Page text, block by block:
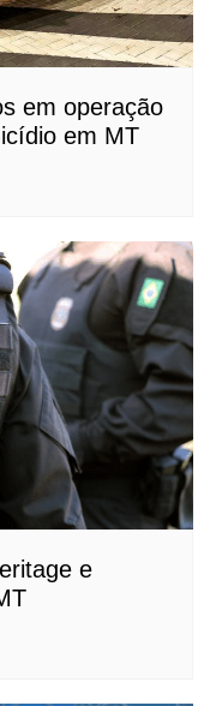
em operação
em MT
e